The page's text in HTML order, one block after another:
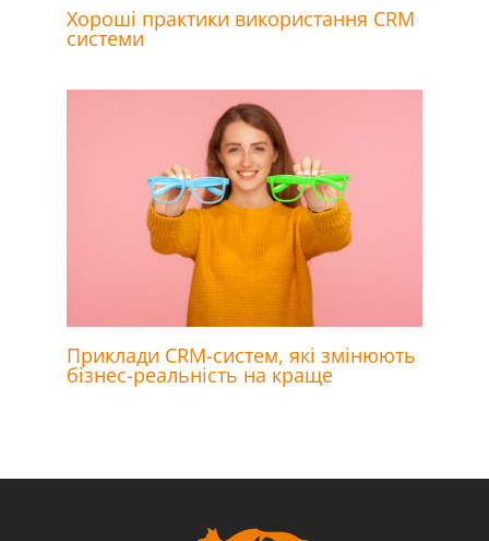
Хороші практики використання CRM
системи
Приклади CRM-систем, які змінюють
бізнес-реальність на краще